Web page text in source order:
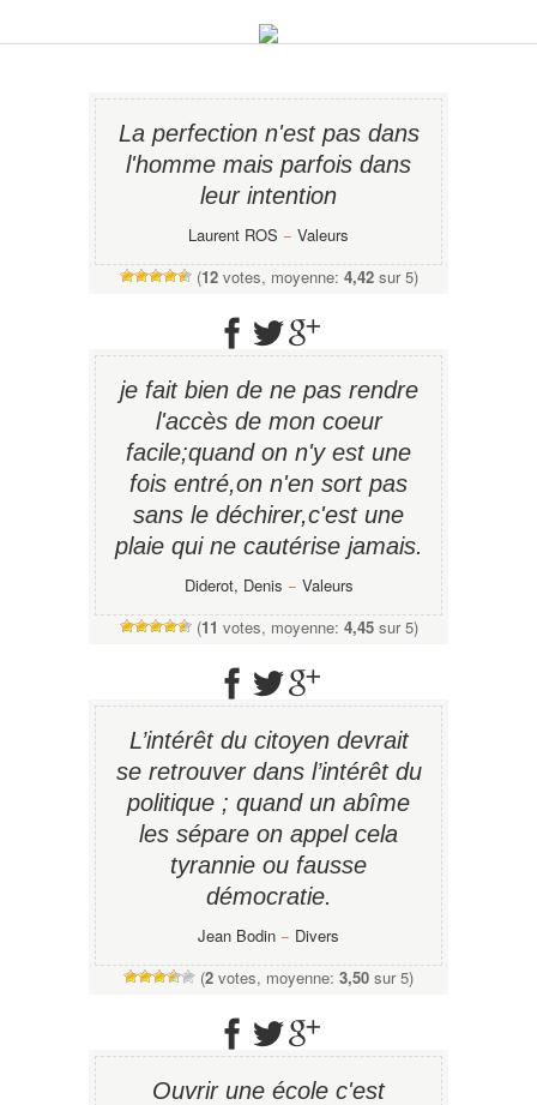
La perfection n'est pas dans
l'homme mais parfois dans
leur intention
Laurent ROS − Valeurs
(12votes, moyenne: 4,42sur 5)
je fait bien de ne pas rendre
l'accès de mon coeur
facile;quand on n'y est une
fois entré,on n'en sort pas
sans le déchirer,c'est une
plaie qui ne cautérise jamais.
Diderot, Denis − Valeurs
(11 votes, moyenne: 4,45sur 5)
L’intérêt du citoyen devrait
se retrouver dans l’intérêt du
politique ; quand un abîme
les sépare on appel cela
tyrannie ou fausse
démocratie.
Jean Bodin − Divers
(2 votes, moyenne: 3,50 sur 5)
Ouvrir une école c'est